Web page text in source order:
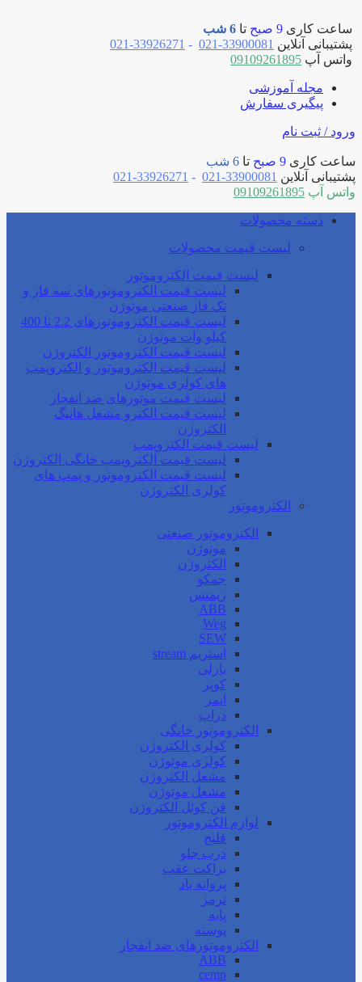
ساعت کاری 9 صبح تا 6 شب
پشتیبانی آنلاین 33900081-021
-
33926271-021
واتس آپ 09109261895
مجله آموزشی
پیگیری سفارش
ورود / ثبت نام
ساعت کاری 9 صبح تا 6 شب
پشتیبانی آنلاین 33900081-021
-
33926271-021
واتس آپ 09109261895
دسته محصولات
لیست قیمت محصولات
لیست قیمت الکتروموتور
لیست قیمت الکتروموتورهای سه فاز و
تک فاز صنعتی موتوژن
لیست قیمت الکتروموتورهای 2.2 تا 400
کیلو وات موتوژن
لیست قیمت الکتروموتور الکتروژن
لیست قیمت الکتروموتور و الکتروپمپ
های کولری موتوژن
لیست قیمت موتورهای ضد انفجار
لیست قیمت الکترو مشعل هانیگ
الکتروژن
لیست قیمت الکتروپمپ
لیست قیمت الکتروپمپ خانگی الکتروژن
لیست قیمت الکتروموتور و پمپ های
کولری الکتروژن
الکتروموتور
الکتروموتور صنعتی
موتوژن
الکتروژن
جمکو
زیمنس
ABB
Weg
SEW
استریم stream
بارلی
کوپر
ایمر
دراپ
الکتروموتور خانگی
کولری الکتروژن
کولری موتوژن
مشعل الکتروژن
مشعل موتوژن
فن کوئل الکتروژن
لوازم الکتروموتور
فلنج
درب جلو
براکت عقب
پروانه باد
ترمز
پایه
پوسته
الکتروموتورهای ضد انفجار
ABB
cemp